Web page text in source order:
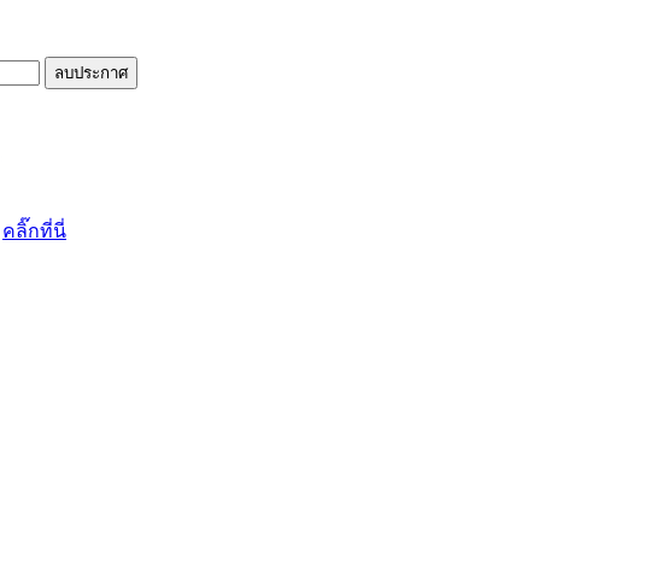
คลิ๊กที่นี่